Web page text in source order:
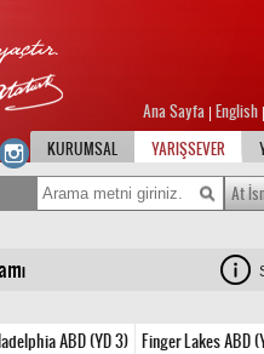
Ana Sayfa English
KURUMSAL
YARIŞSEVER
At
ABD (YD 3) Finger Lakes ABD